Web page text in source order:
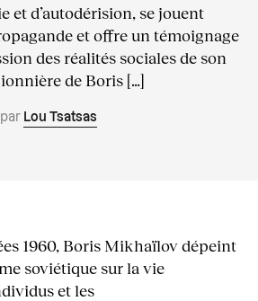
et d’autodérision, se jouent
et offre un témoignage
des réalités sociales de son
de Boris […]
Lou Tsatsas
1960, Boris Mikhaïlov dépeint
soviétique sur la vie
et les